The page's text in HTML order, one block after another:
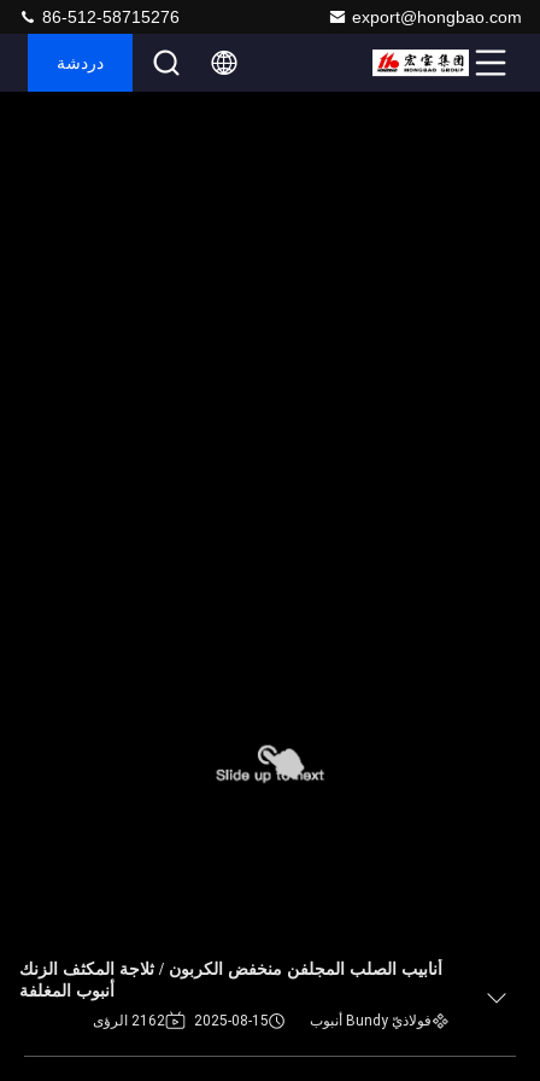
export@hongbao.com
86-512-58715276
دردشة
أنابيب الصلب المجلفن منخفض الكربون / ثلاجة المكثف الزنك
أنبوب المغلفة
فولاذيّ Bundy أنبوب 2025-08-15 2162 الرؤى